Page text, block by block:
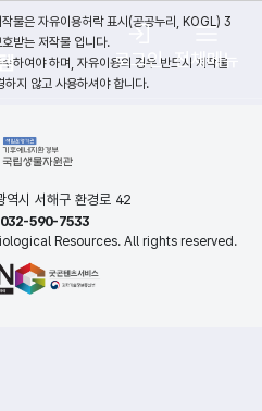
로그인 전체메뉴
물은 자유이용허락 표시(공공누리, KOGL) 3
받는 저작물 입니다.
하여야 하며, 자유이용의 경우 반드시 저작물
지 않고 사용하셔야 합니다.
역시 서해구 환경로 42
032-590-7533
Resources. All rights reserved.